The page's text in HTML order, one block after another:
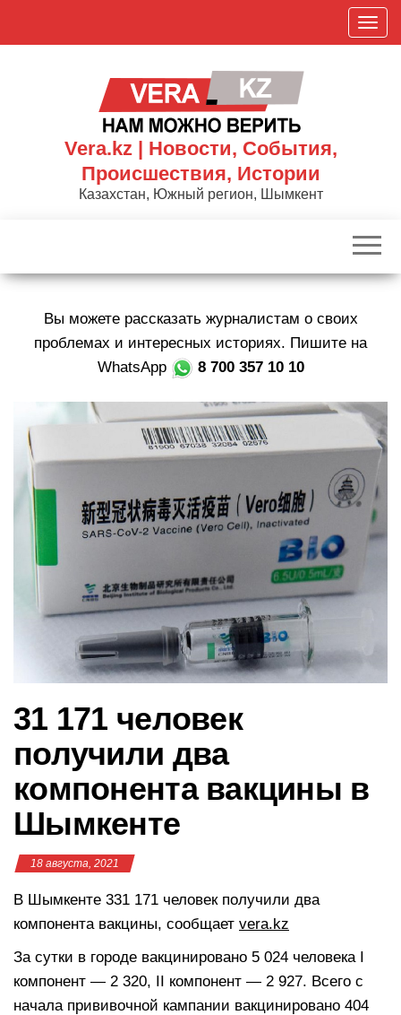
П
о
к
р
в
и
г
и
ю
Vera.kz | Новости, События,
Происшествия, Истории
Казахстан, Южный регион, Шымкент
Вы можете рассказать журналистам о своих
проблемах и интересных историях. Пишите на
WhatsApp
8 700 357 10 10
31 171 человек
получили два
компонента вакцины в
Шымкенте
18 августа, 2021
В Шымкенте 331 171 человек получили два
компонента вакцины, сообщает vera.kz
За сутки в городе вакцинировано 5 024 человека I
компонент — 2 320, II компонент — 2 927. Всего с
начала прививочной кампании вакцинировано 404